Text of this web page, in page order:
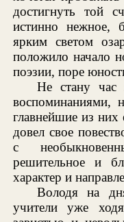
достигнуть той
истинно нежное,
ярким светом
положило начало
поэзии, поре
Не стану час
воспоминаниями,
главнейшие из них
довел свое
с
решительное и
характер и
Володя на
учители уже